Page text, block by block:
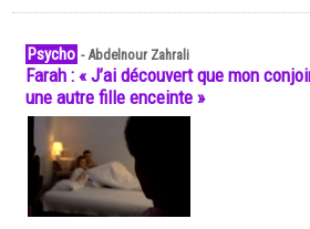
Psycho -Abdelnour Zahrali
Farah : « J’ai découvert que mon
une autre fille enceinte »